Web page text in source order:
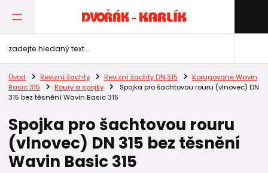
Úvod Revizní šachty Revizní šachty DN 315
Korugované Wavin
Basic 315
Roury a spojky
Spojka pro šachtovou rouru (vlnovec) DN
315 bez těsnění Wavin Basic 315
Spojka pro šachtovou rouru
(vlnovec) DN 315 bez těsnění
Wavin Basic 315